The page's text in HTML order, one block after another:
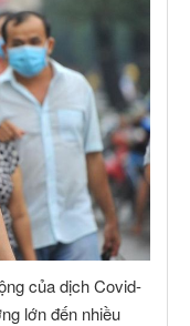
của dịch Covid-
lớn đến nhiều